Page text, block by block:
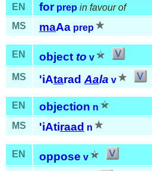
EN for prep in favour of
MS
maAa prep
EN object to v
MS
'iAtaradAala v
EN objection n
MS
'iAtiraad n
EN oppose v